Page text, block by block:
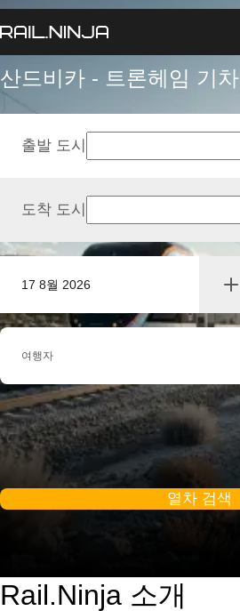
산드비카 - 트론헤임 기차
17 8월 2026
출발 도시
도착 도시
여행자
열차 검색
Rail.Ninja 소개